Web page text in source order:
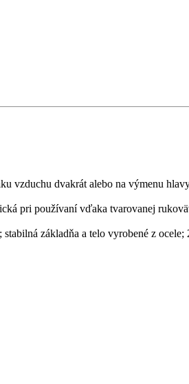
vzduchu dvakrát alebo na výmenu
pri používaní vďaka tvarovanej
základňa a telo vyrobené z